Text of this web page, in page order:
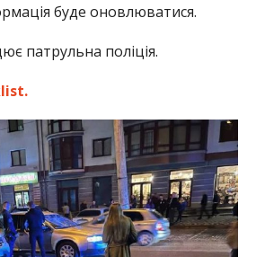
буде оновлюватися.
патрульна поліція.